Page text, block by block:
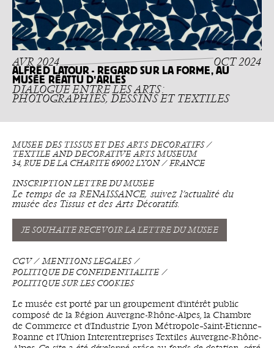
AVR 2024 OCT 2024
ALFRED LATOUR - REGARD SUR LA FORME, AU
MUSÉE RÉATTU D'ARLES
DIALOGUE ENTRE LES ARTS :
PHOTOGRAPHIES, DESSINS ET TEXTILES
MUSÉE DES TISSUS ET DES ARTS DÉCORATIFS ⁄
TEXTILE AND DECORATIVE ARTS MUSEUM
34, RUE DE LA CHARITÉ 69002 LYON ⁄ FRANCE
INSCRIPTION LETTRE DU MUSÉE
Le temps de sa RENAISSANCE, suivez l’actualité du
musée des Tissus et des Arts Décoratifs.
JE SOUHAITE RECEVOIR LA LETTRE DU MUSÉE
CGV
MENTIONS LÉGALES
POLITIQUE DE CONFIDENTIALITÉ
POLITIQUE SUR LES COOKIES
Le musée est porté par un groupement d'intérêt public
composé de la Région Auvergne-Rhône-Alpes, la Chambre
de Commerce et d'Industrie Lyon Métropole–Saint-Étienne–
Roanne et l'Union Interentreprises Textiles Auvergne-Rhône-